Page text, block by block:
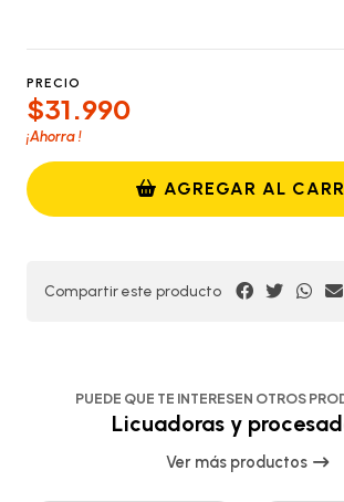
PRECIO
$31.990
¡Ahorra!
AGREGAR AL
Compartir este producto
PUEDE QUE TE INTERESEN OTROS
Licuadoras y
Ver más productos